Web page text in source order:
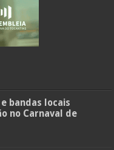
bandas locais
no Carnaval de